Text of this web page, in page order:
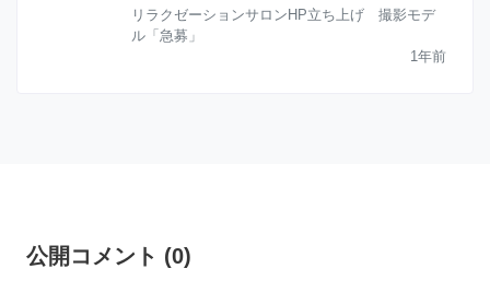
リラクゼーションサロンHP立ち上げ 撮影モデ
ル「急募」
1年前
公開コメント (0)